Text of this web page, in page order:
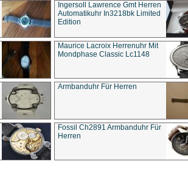
Ingersoll Lawrence Gmt Herren
Automatikuhr In3218bk Limited
Edition
Maurice Lacroix Herrenuhr Mit
Mondphase Classic Lc1148
Armbanduhr Für Herren
Fossil Ch2891 Armbanduhr Für
Herren